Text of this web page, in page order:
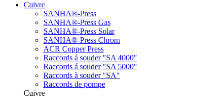
Cuivre
SANHA®-Press
SANHA®-Press Gas
SANHA®-Press Solar
SANHA®-Press Chrom
ACR Copper Press
Raccords á souder "SA 4000"
Raccords á souder "SA 5000"
Raccords à souder "SA"
Raccords de pompe
Cuivre